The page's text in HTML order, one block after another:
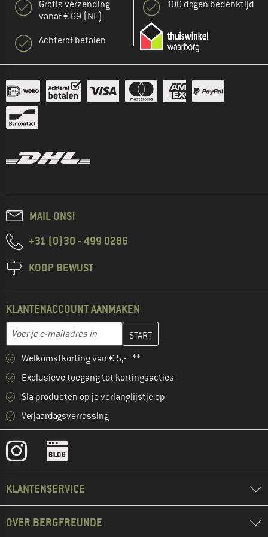
Gratis verzending
vanaf € 69 (NL)
Achteraf betalen
100 dagen bedenktijd
MAIL ONS!
+31 (0)30 - 499 0286
KOOP BEWUST
KLANTENACCOUNT AANMAKEN
E-mailadres
Vul je e-mailadres hier in en maak in de volgende stap je
Welkomstkorting van € 5,- **
Exclusieve toegang tot kortingsacties
Sla producten op je verlanglijstje op
Verjaardagsverrassing
KLANTENSERVICE
OVER BERGFREUNDE